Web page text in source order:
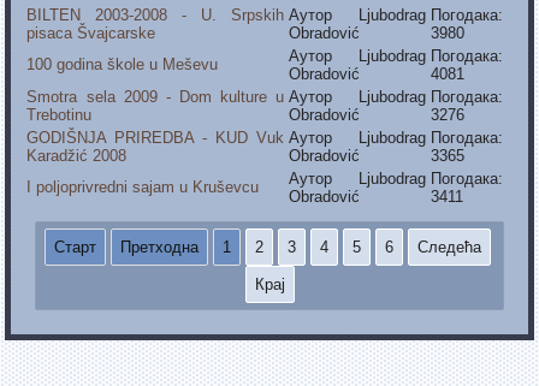
BILTEN 2003-2008 - U. Srpskih
pisaca Švajcarske
Аутор Ljubodrag
Obradović
Погодака:
3980
100 godina škole u Meševu
Аутор Ljubodrag
Obradović
Погодака:
4081
Smotra sela 2009 - Dom kulture u
Trebotinu
Аутор Ljubodrag
Obradović
Погодака:
3276
GODIŠNJA PRIREDBA - KUD Vuk
Karadžić 2008
Аутор Ljubodrag
Obradović
Погодака:
3365
I poljoprivredni sajam u Kruševcu
Аутор Ljubodrag
Obradović
Погодака:
3411
Старт Претходна 1 2 3 4 5 6 Следећа
Крај